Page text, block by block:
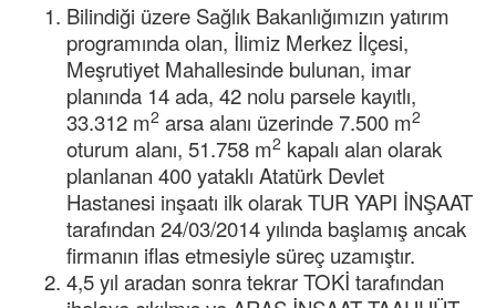
Bilindiği üzere Sağlık Bakanlığımızın yatırım
programında olan, İlimiz Merkez İlçesi,
Meşrutiyet Mahallesinde bulunan, imar
planında 14 ada, 42 nolu parsele kayıtlı,
33.312 m2 arsa alanı üzerinde 7.500 m2
oturum alanı, 51.758 m2 kapalı alan olarak
planlanan 400 yataklı Atatürk Devlet
Hastanesi inşaatı ilk olarak TUR YAPI İNŞAAT
tarafından 24/03/2014 yılında başlamış ancak
firmanın iflas etmesiyle süreç uzamıştır.
4,5 yıl aradan sonra tekrar TOKİ tarafından